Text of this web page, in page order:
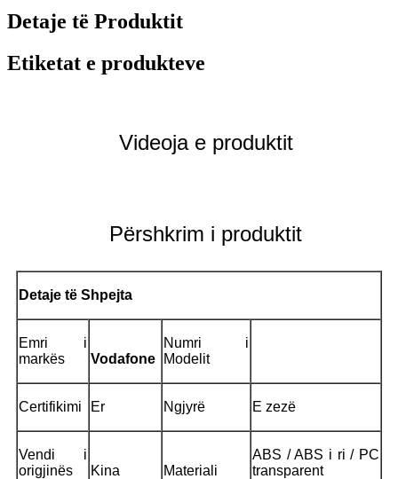
Detaje të Produktit
Etiketat e produkteve
Videoja e produktit
Përshkrim i produktit
Detaje të Shpejta
Emri i
markës
Vodafone
Numri i
Modelit
Certifikimi Er Ngjyrë E zezë
Vendi i
origjinës
Kina Materiali
ABS / ABS i ri / PC
transparent